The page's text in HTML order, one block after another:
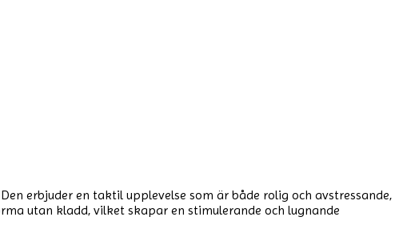
erbjuder en taktil upplevelse som är både rolig och avstressande,
utan kladd, vilket skapar en stimulerande och lugnande